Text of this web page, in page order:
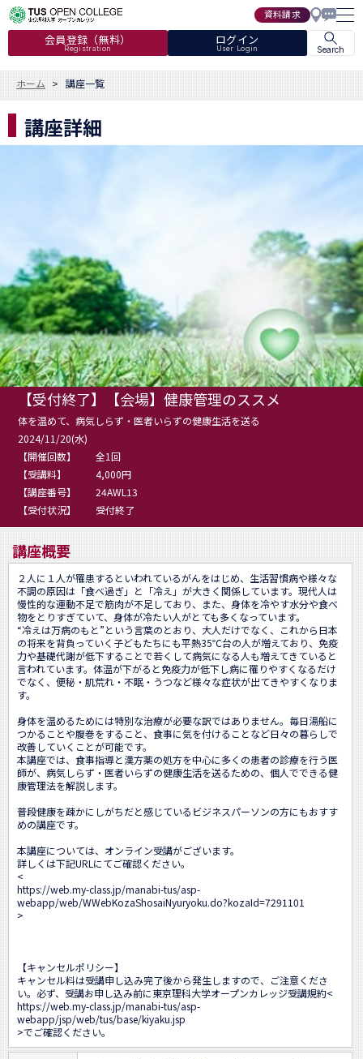
資料請求
会員登録（無料）
Registration
ログイン
User Login Search
ホーム 講座一覧
講座詳細
【受付終了】【会場】健康管理のススメ
体を温めて、病気しらず・医者いらずの健康生活を送る
2024/11/20(水)
【開催回数】
全1回
【受講料】
4,000円
【講座番号】
24AWL13
【受付状況】
受付終了
講座概要
２人に１人が罹患するといわれているがんをはじめ、生活習慣病や様々な
不調の原因は「食べ過ぎ」と「冷え」が大きく関係しています。現代人は
慢性的な運動不足で筋肉が不足しており、また、身体を冷やす水分や食べ
物をとりすぎていて、身体が冷たい人がとても多くなっています。
“冷えは万病のもと”という言葉のとおり、大人だけでなく、これから日本
の将来を背負っていく子どもたちにも平熱35℃台の人が増えており、免疫
力や基礎代謝が低下することで若くして病気になる人も増えてきていると
言われています。体温が下がると免疫力が低下し病に罹りやすくなるだけ
でなく、便秘・肌荒れ・不眠・うつなど様々な症状が出てきやすくなりま
す。
身体を温めるためには特別な治療が必要な訳ではありません。毎日湯船に
つかることや腹巻をすること、食事に気を付けることなど日々の暮らしで
改善していくことが可能です。
本講座では、食事指導と漢方薬の処方を中心に多くの患者の診療を行う医
師が、病気しらず・医者いらずの健康生活を送るための、個人でできる健
康管理法を解説します。
普段健康を疎かにしがちだと感じているビジネスパーソンの方にもおすす
めの講座です。
本講座については、オンライン受講がございます。
詳しくは下記URLにてご確認ください。
<
https://web.my-class.jp/manabi-tus/asp-
webapp/web/WWebKozaShosaiNyuryoku.do?kozaId=7291101
>
【キャンセルポリシー】
キャンセル料は受講申し込み完了後から発生しますので、ご注意くださ
い。必ず、受講お申し込み前に東京理科大学オープンカレッジ受講規約<
https://web.my-class.jp/manabi-tus/asp-
webapp/jsp/web/tus/base/kiyaku.jsp
>でご確認ください。